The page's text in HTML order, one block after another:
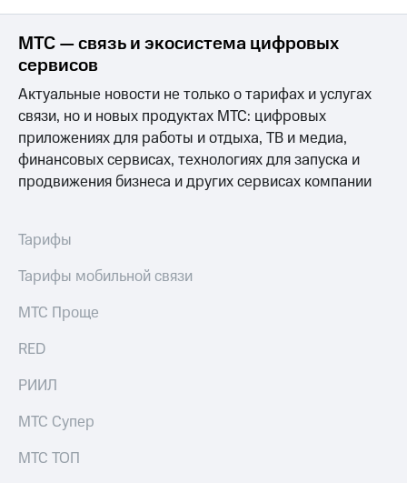
секретарь
Раскрытие
Информация
акционерам
Документы
ПАО
Собрания
Акционерный
Контроль
Описание
Программа
приобретения
Порядок
МТС — связь и экосистема цифровых
сервисов
Актуальные новости не только о тарифах и услугах
связи, но и новых продуктах МТС: цифровых
приложениях для работы и отдыха, ТВ и медиа,
финансовых сервисах, технологиях для запуска и
продвижения бизнеса и других сервисах компании
Тарифы
Тарифы мобильной связи
МТС Проще
RED
РИИЛ
МТС Супер
МТС ТОП